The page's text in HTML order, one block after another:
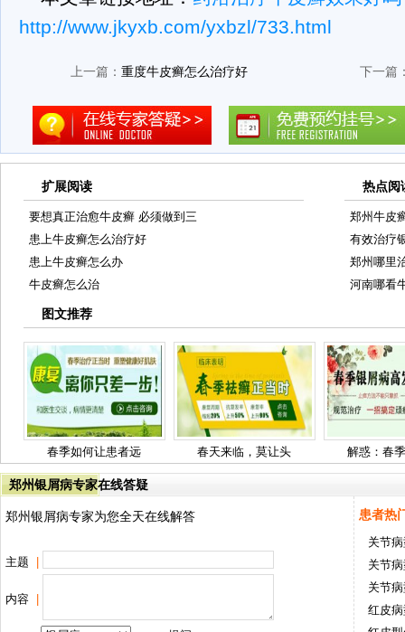
http://www.jkyxb.com/yxbzl/733.html
上一篇： 重度牛皮癣怎么治疗好 下一篇
扩展阅读
要想真正治愈牛皮癣 必须做到三
患上牛皮癣怎么治疗好
患上牛皮癣怎么办
牛皮癣怎么治
热点阅
郑州牛皮
有效治疗
郑州哪里
河南哪看
图文推荐
春季如何让患者远 春天来临，莫让头 解惑：春
郑州银屑病专家在线答疑
郑州银屑病专家为您全天在线解答
主题 |
内容
患者热
关节
关节
关节
红皮